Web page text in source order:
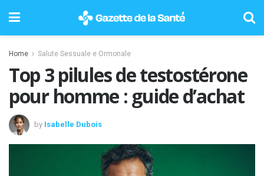
Home Salute Sessuale e Ormonale
Top 3 pilules de testostérone
pour homme : guide d’achat
by Isabelle Dubois